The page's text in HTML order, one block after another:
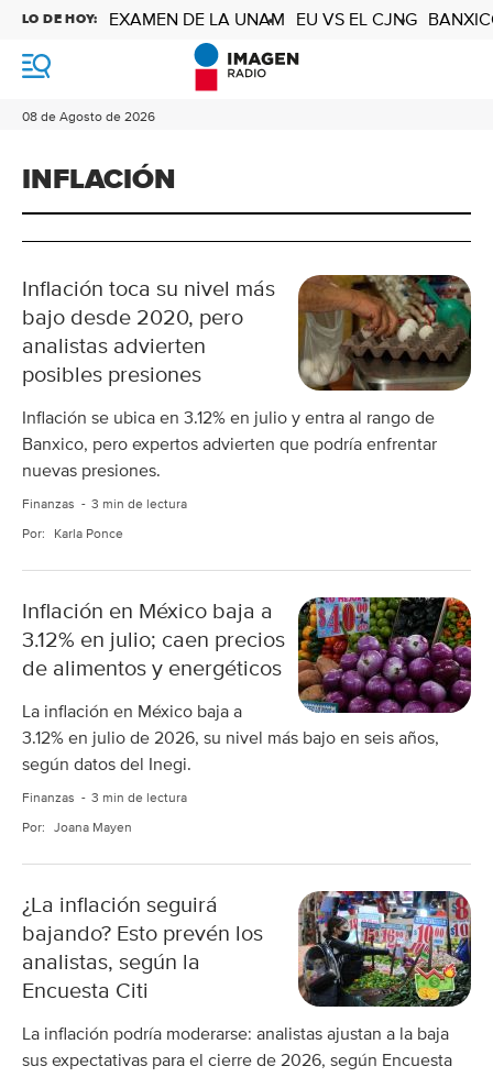
M
n
08 de Agosto de 2026
LO DE HOY: EXAMEN DE LA UNAM EU VS EL CJNG
INFLACIÓN
Inflación toca su nivel más
bajo desde 2020, pero
analistas advierten
posibles presiones
Inflación se ubica en 3.12% en julio y entra al rango de
Banxico, pero expertos advierten que podría enfrentar
nuevas presiones.
Finanzas 3 min de lectura
Por: Karla Ponce
Inflación en México baja a
3.12% en julio; caen precios
de alimentos y energéticos
La inflación en México baja a
3.12% en julio de 2026, su nivel más bajo en seis años,
según datos del Inegi.
Finanzas 3 min de lectura
Por: Joana Mayen
¿La inflación seguirá
bajando? Esto prevén los
analistas, según la
Encuesta Citi
La inflación podría moderarse: analistas ajustan a la baja
sus expectativas para el cierre de 2026, según Encuesta